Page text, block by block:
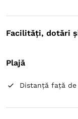
Facilități, dotări
Plajă
Distanță față de